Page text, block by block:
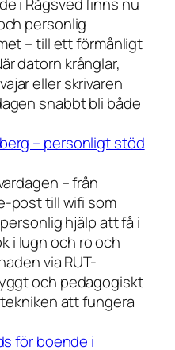
i Rågsved finns nu
personlig
– till ett förmånligt
datorn krånglar,
eller skrivaren
snabbt bli både
– personligt stöd
– från
post till wifi som
hjälp att få i
i lugn och ro och
via RUT-
och pedagogiskt
att fungera
för boende i